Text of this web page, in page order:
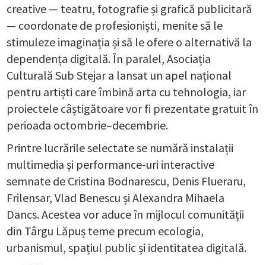
creative — teatru, fotografie și grafică publicitară
— coordonate de profesioniști, menite să le
stimuleze imaginația și să le ofere o alternativă la
dependența digitală. În paralel, Asociația
Culturală Sub Stejar a lansat un apel național
pentru artiști care îmbină arta cu tehnologia, iar
proiectele câștigătoare vor fi prezentate gratuit în
perioada octombrie–decembrie.
Printre lucrările selectate se numără instalații
multimedia și performance-uri interactive
semnate de Cristina Bodnarescu, Denis Flueraru,
Frilensar, Vlad Benescu și Alexandra Mihaela
Dancs. Acestea vor aduce în mijlocul comunității
din Târgu Lăpuș teme precum ecologia,
urbanismul, spațiul public și identitatea digitală.